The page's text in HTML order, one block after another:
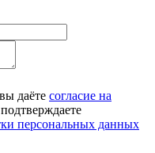
даёте согласие на
персональных данных